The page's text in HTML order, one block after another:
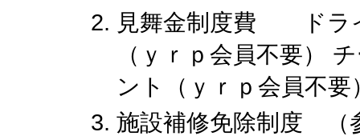
見舞金制度費 ドラ
（ｙｒｐ会員不要）
ント（ｙｒｐ会員不要
施設補修免除制度 （